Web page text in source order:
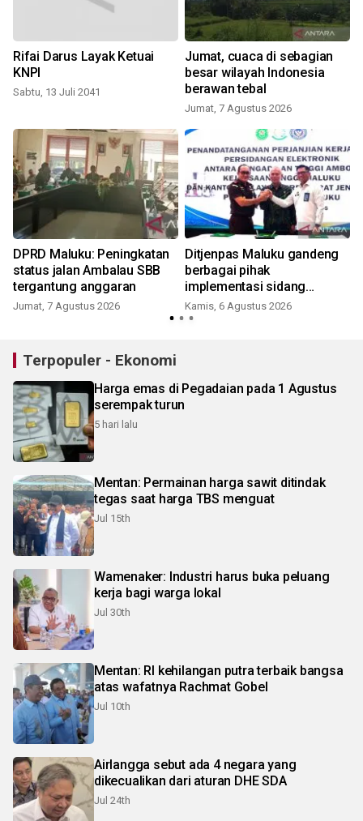
Rifai Darus Layak Ketuai
KNPI
Sabtu, 13 Juli 2041
Jumat, cuaca di sebagian
besar wilayah Indonesia
berawan tebal
Jumat, 7 Agustus 2026
DPRD Maluku: Peningkatan
status jalan Ambalau SBB
tergantung anggaran
Jumat, 7 Agustus 2026
Ditjenpas Maluku gandeng
berbagai pihak
implementasi sidang
elektronik dukung
transformasi digital
Kamis, 6 Agustus 2026
Terpopuler - Ekonomi
Harga emas di Pegadaian pada 1 Agustus
serempak turun
5 hari lalu
Mentan: Permainan harga sawit ditindak
tegas saat harga TBS menguat
Jul 15th
Wamenaker: Industri harus buka peluang
kerja bagi warga lokal
Jul 30th
Mentan: RI kehilangan putra terbaik bangsa
atas wafatnya Rachmat Gobel
Jul 10th
Airlangga sebut ada 4 negara yang
dikecualikan dari aturan DHE SDA
Jul 24th